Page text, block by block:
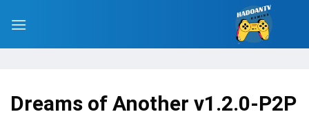
Dreams of Another v1.2.0-P2P